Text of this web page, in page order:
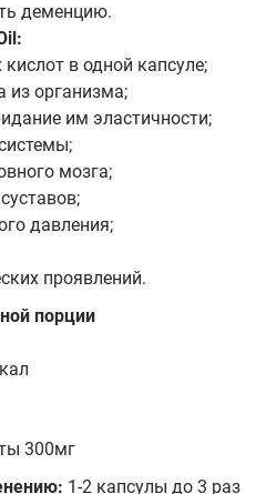
деменцию.
в одной капсуле;
из организма;
им эластичности;
мозга;
давления;
проявлений.
порции
300мг
1-2 капсулы до 3 раз